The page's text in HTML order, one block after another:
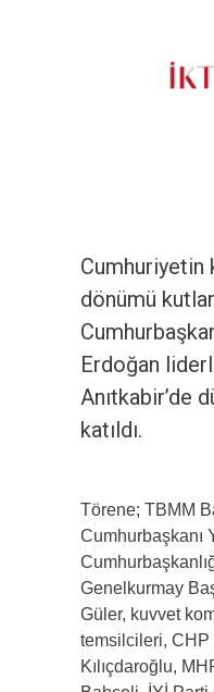
Cumhuriyetin
dönümü
Erdoğan
Anıtkabir’de
katıldı.
Törene; TBMM
Cumhurbaşkanı
Genelkurmay
Güler, kuvvet
temsilcileri, CHP
Kılıçdaroğlu,